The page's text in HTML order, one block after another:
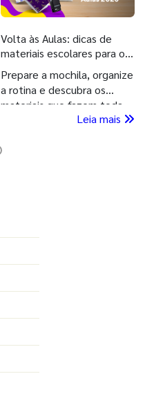
Volta às Aulas: dicas de
materiais escolares para o
2º semestre
Prepare a mochila, organize
a rotina e descubra os
materiais que fazem toda
diferença para começar o
pé direito. Confira!
Leia mais